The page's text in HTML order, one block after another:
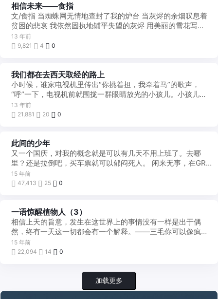
他
山
之
石
相信未来——食指
文/食指 当蜘蛛网无情地查封了我的炉台 当灰烬的余烟叹息着
贫困的悲哀 我依然固执地铺平失望的灰烬 用美丽的雪花写
下：相信未来 ...
13 年前
9,821
4 0
他
山
之
石
我们都在去西天取经的路上
小时候，谁家电视机里传出“你挑着担，我牵着马”的歌声，
“呼”一下，电视机前就围拢一群眼睛放光的小孩儿。小孩儿们
都争着当“齐天大圣”。连身为小姑娘的我也在家自称 ...
13 年前
21,881
20 0
他
山
之
石
此间的少年
又一个国庆，对我的概念就是可以有几天不用上班了。去哪
里？还是拉倒吧，买车票就可以郁闷死人。 闲来无事，在GR
里一个个的拉着订阅的文章，看到了下面这个小电 ...
15 年前
47,413
25 0
心
之
言
一语惊醒植物人（3）
相信上天的旨意，发生在这世界上的事情没有一样是出于偶
然，终有一天这一切都会有一个解释。——三毛你可以像疯狗
那样对周围的一切愤愤不平，你可以诅咒命运。但是等到最 ...
15 年前
22,094
14 0
加载更多